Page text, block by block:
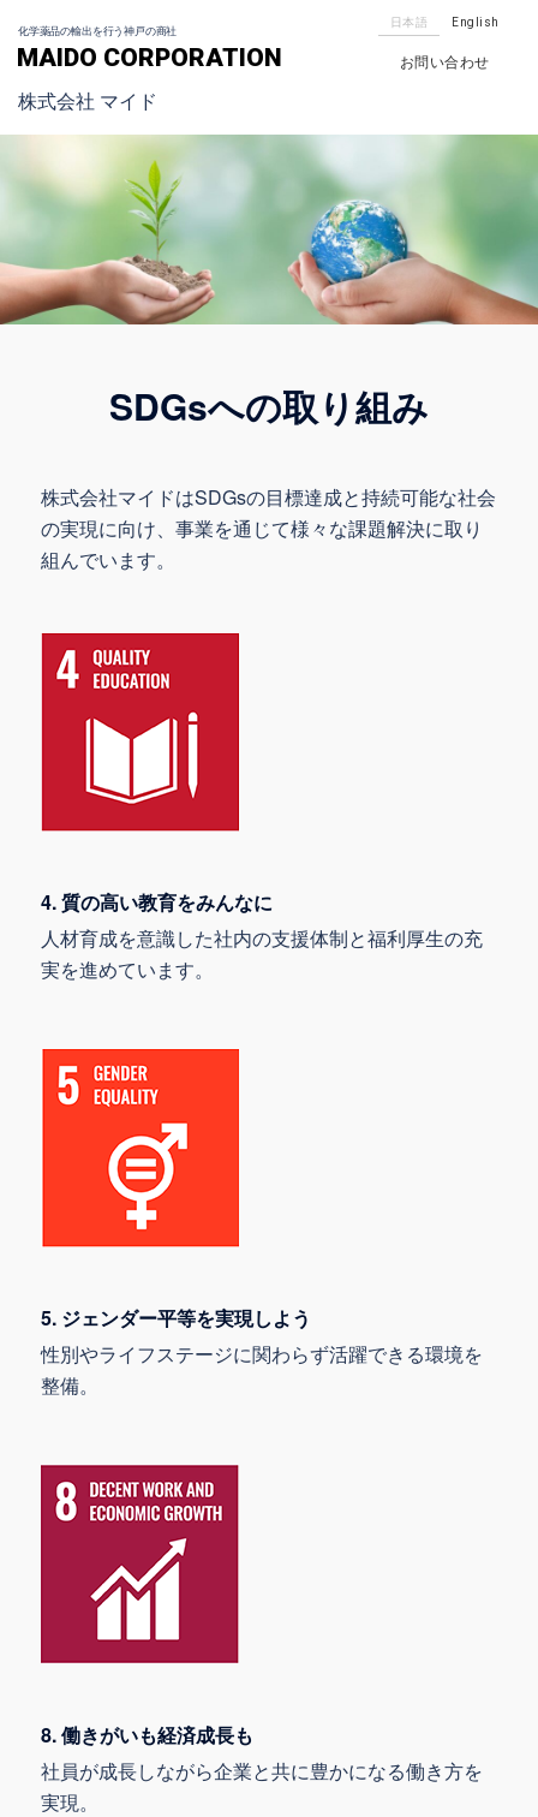
化学薬品の輸出を行う神戸の商社
MAIDO CORPORATION
株式会社 マイド
日本語 English
お問い合わせ
SDGsへの取り組み
株式会社マイドはSDGsの目標達成と持続可能な社会
の実現に向け、事業を通じて様々な課題解決に取り
組んでいます。
4. 質の高い教育をみんなに
人材育成を意識した社内の支援体制と福利厚生の充
実を進めています。
5. ジェンダー平等を実現しよう
性別やライフステージに関わらず活躍できる環境を
整備。
8. 働きがいも経済成長も
社員が成長しながら企業と共に豊かになる働き方を
実現。